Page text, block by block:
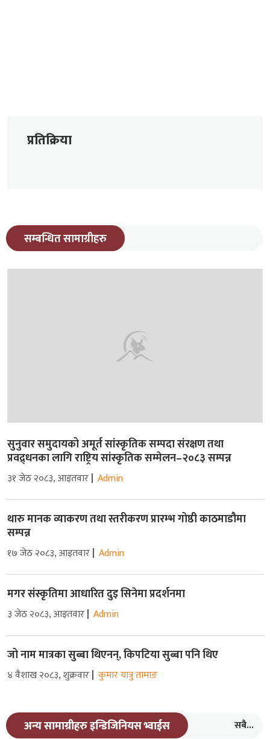
प्रतिक्रिया
सम्बन्धित सामाग्रीहरु
सुनुवार समुदायको अमूर्त सांस्कृतिक सम्पदा संरक्षण तथा
प्रवद्र्धनका लागि राष्ट्रिय सांस्कृतिक सम्मेलन–२०८३ सम्पन्न
३१ जेठ २०८३, आइतवार Admin
थारु मानक व्याकरण तथा स्तरीकरण प्रारम्भ गोष्ठी काठमाडौमा
सम्पन्न
१७ जेठ २०८३, आइतवार Admin
मगर संस्कृतिमा आधारित दुइ सिनेमा प्रदर्शनमा
३ जेठ २०८३, आइतवार Admin
जो नाम मात्रका सुब्बा थिएनन्, किपटिया सुब्बा पनि थिए
४ वैशाख २०८३, शुक्रवार कुमार यात्रु तामाङ
अन्य सामाग्रीहरु इन्डिजिनियस भ्वाईस सबै...